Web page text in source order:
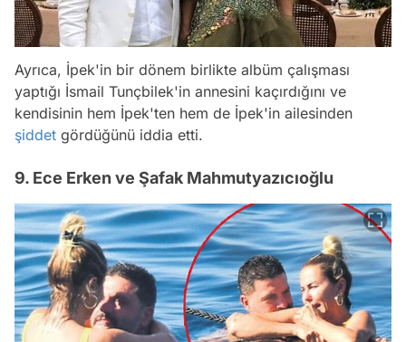
Ayrıca, İpek'in bir dönem birlikte albüm çalışması
yaptığı İsmail Tunçbilek'in annesini kaçırdığını ve
kendisinin hem İpek'ten hem de İpek'in ailesinden
şiddet gördüğünü iddia etti.
9. Ece Erken ve Şafak Mahmutyazıcıoğlu